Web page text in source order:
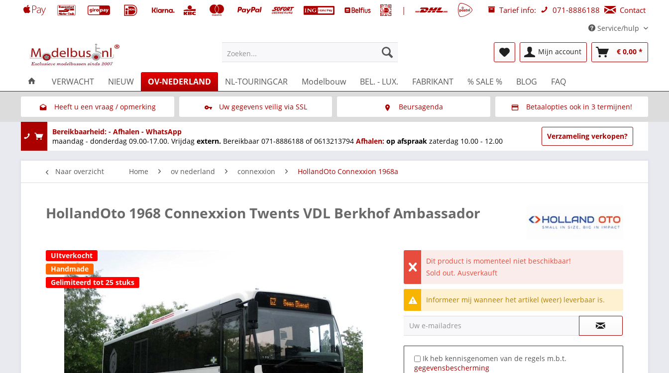
| Tarief info: 071-8886188 Contact
Service/hulp
Zoeken... Mijn account € 0,00 *
VERWACHT NIEUW OV-NEDERLAND NL-TOURINGCAR Modelbouw BEL. - LUX. FABRIKANT % SALE % BLOG FAQ
Heeft u een vraag / opmerking
Link naar het contactformulier
Uw gegevens veilig via SSL Beursagenda Betaalopties ook in 3 termijnen!
Via Multisafepay (veilig via SSL)
Bereikbaarheid: - Afhalen - WhatsApp
maandag - donderdag 09.00-17.00. Vrijdag extern. Bereikbaar 071-8886188 of 0613213794 Afhalen: op afspraak zaterdag 10.00 - 12.00
Verzameling verkopen?
Naar overzicht Home ov nederland connexxion HollandOto Connexxion 1968a
HollandOto 1968 Connexxion Twents VDL Berkhof Ambassador
UItverkocht
Handmade
Gelimiteerd tot 25 stuks
Dit product is momenteel niet beschikbaar!
Sold out. Ausverkauft
Informeer mij wanneer het artikel (weer) leverbaar is.
Uw e-mailadres
Ik heb kennisgenomen van de regels m.b.t.
gegevensbescherming